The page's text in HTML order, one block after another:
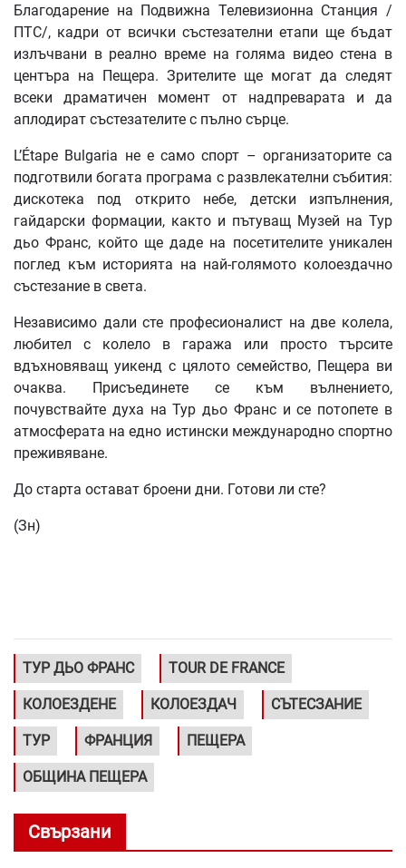
Благодарение на Подвижна Телевизионна Станция /
ПТС/, кадри от всички състезателни етапи ще бъдат
излъчвани в реално време на голяма видео стена в
центъра на Пещера. Зрителите ще могат да следят
всеки драматичен момент от надпреварата и да
аплодират състезателите с пълно сърце.
L’Étape Bulgaria не е само спорт – организаторите са
подготвили богата програма с развлекателни събития:
дискотека под открито небе, детски изпълнения,
гайдарски формации, както и пътуващ Музей на Тур
дьо Франс, който ще даде на посетителите уникален
поглед към историята на най-голямото колоездачно
състезание в света.
Независимо дали сте професионалист на две колела,
любител с колело в гаража или просто търсите
вдъхновяващ уикенд с цялото семейство, Пещера ви
очаква. Присъединете се към вълнението,
почувствайте духа на Тур дьо Франс и се потопете в
атмосферата на едно истински международно спортно
преживяване.
До старта остават броени дни. Готови ли сте?
(Зн)
ТУР ДЬО ФРАНС TOUR DE FRANCE
КОЛОЕЗДЕНЕ КОЛОЕЗДАЧ СЪТЕСЗАНИЕ
ТУР ФРАНЦИЯ ПЕЩЕРА
ОБЩИНА ПЕЩЕРА
Свързани